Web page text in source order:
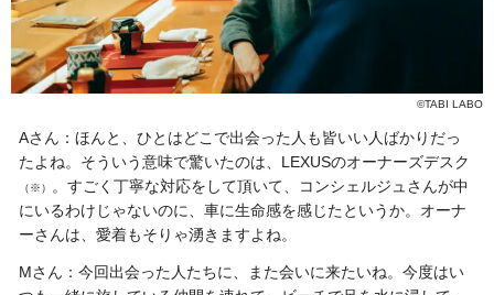
©TABI LABO
Aさん：ほんと、ひとはどこで出会った人も皆いい人ばかりだっ
たよね。そういう意味で驚いたのは、LEXUSのオーナーズデスク
（※） 。すごく丁寧な対応をして頂いて、
コンシェルジュさんが中
にいるわけじゃないのに、車に生命感を感じたというか。オーナ
ーさんは、愛着もそりゃ湧きますよね。
Mさん：今回出会った人たちに、また会いに来たいね。今度はい